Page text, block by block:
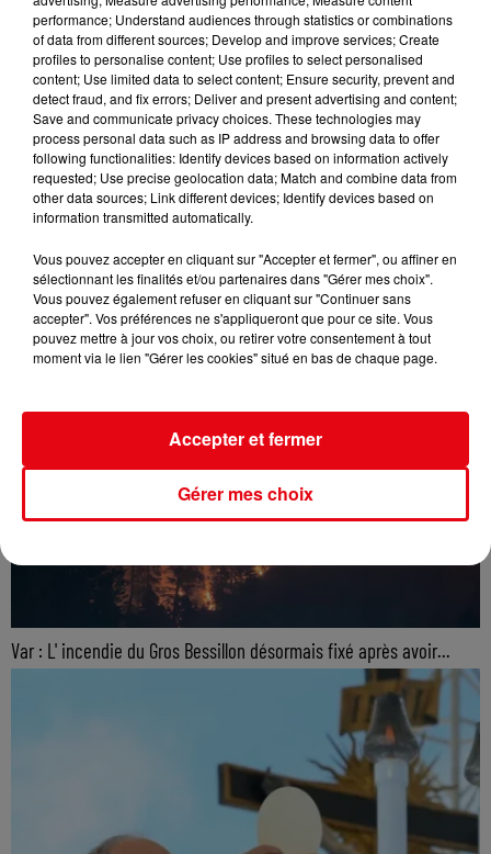
Nuits des étoiles 2026 : trois soirées pour observer le ciel et...
Var : L' incendie du Gros Bessillon désormais fixé après avoir...
performance; Understand audiences through statistics or combinations
of data from different sources; Develop and improve services; Create
profiles to personalise content; Use profiles to select personalised
content; Use limited data to select content; Ensure security, prevent and
detect fraud, and fix errors; Deliver and present advertising and content;
Save and communicate privacy choices. These technologies may
process personal data such as IP address and browsing data to offer
following functionalities: Identify devices based on information actively
requested; Use precise geolocation data; Match and combine data from
other data sources; Link different devices; Identify devices based on
information transmitted automatically.
Vous pouvez accepter en cliquant sur "Accepter et fermer", ou affiner en
sélectionnant les finalités et/ou partenaires dans "Gérer mes choix".
Vous pouvez également refuser en cliquant sur "Continuer sans
accepter". Vos préférences ne s'appliqueront que pour ce site. Vous
pouvez mettre à jour vos choix, ou retirer votre consentement à tout
moment via le lien "Gérer les cookies" situé en bas de chaque page.
Gérer mes choix
Accepter et fermer